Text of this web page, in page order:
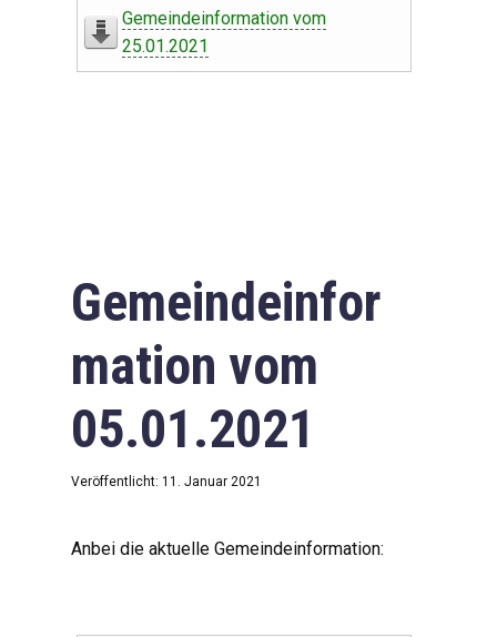
Gemeindeinformation vom
25.01.2021
Gemeindeinfor
mation vom
05.01.2021
Veröffentlicht: 11. Januar 2021
Anbei die aktuelle Gemeindeinformation: